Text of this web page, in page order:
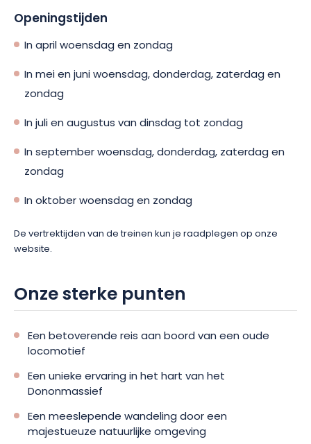
Openingstijden
In april woensdag en zondag
In mei en juni woensdag, donderdag, zaterdag en
zondag
In juli en augustus van dinsdag tot zondag
In september woensdag, donderdag, zaterdag en
zondag
In oktober woensdag en zondag
De vertrektijden van de treinen kun je raadplegen op onze
website.
Onze sterke punten
Een betoverende reis aan boord van een oude
locomotief
Een unieke ervaring in het hart van het
Dononmassief
Een meeslepende wandeling door een
majestueuze natuurlijke omgeving